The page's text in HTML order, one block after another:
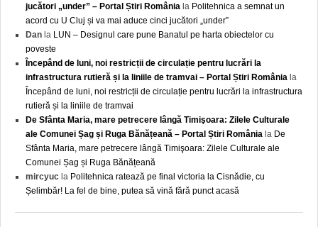
jucători „under” – Portal Știri România la Politehnica a semnat un
acord cu U Cluj și va mai aduce cinci jucători „under”
Dan la LUN – Designul care pune Banatul pe harta obiectelor cu
poveste
Începând de luni, noi restricții de circulație pentru lucrări la
infrastructura rutieră și la liniile de tramvai – Portal Știri România la
Începând de luni, noi restricții de circulație pentru lucrări la infrastructura
rutieră și la liniile de tramvai
De Sfânta Maria, mare petrecere lângă Timişoara: Zilele Culturale
ale Comunei Șag și Ruga Bănățeană – Portal Știri România la De
Sfânta Maria, mare petrecere lângă Timişoara: Zilele Culturale ale
Comunei Șag și Ruga Bănățeană
mircyuc la Politehnica ratează pe final victoria la Cisnădie, cu
Șelimbăr! La fel de bine, putea să vină fără punct acasă